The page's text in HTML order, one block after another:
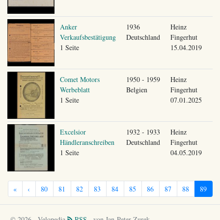
Anker
Verkaufsbestätigung
1 Seite
1936
Deutschland
Heinz
Fingerhut
15.04.2019
Comet Motors
Werbeblatt
1 Seite
1950 - 1959
Belgien
Heinz
Fingerhut
07.01.2025
Excelsior
Händleranschreiben
1 Seite
1932 - 1933
Deutschland
Heinz
Fingerhut
04.05.2019
« ‹ 80 81 82 83 84 85 86 87 88 89